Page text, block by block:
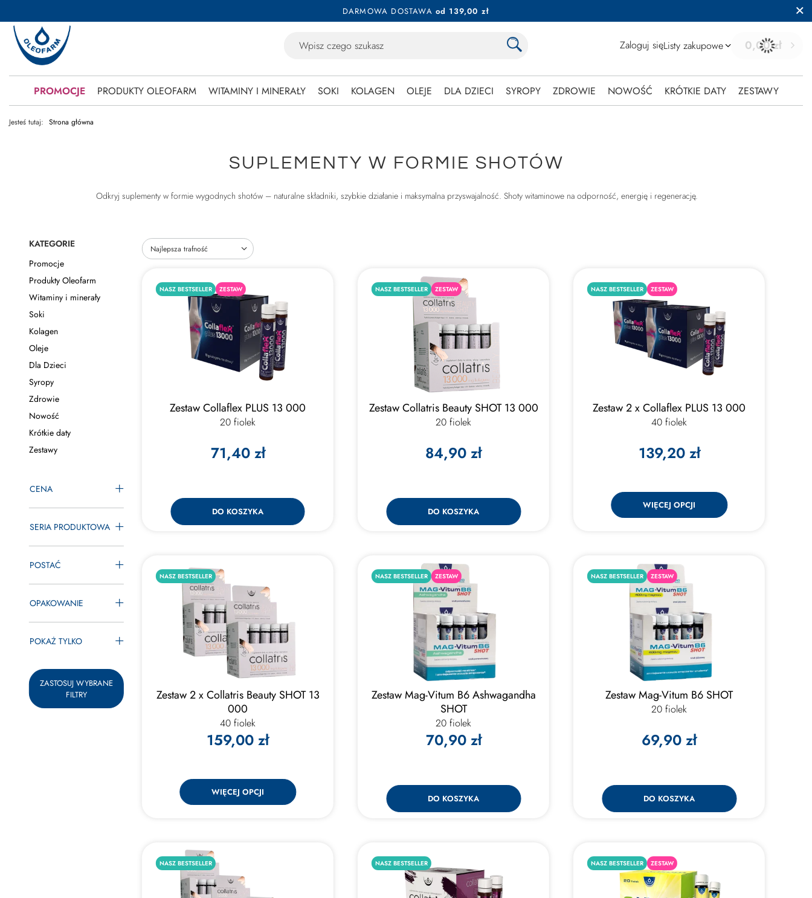
DARMOWA DOSTAWA od 139,00 zł
Zaloguj sięListy zakupowe 0,00 zł
PROMOCJE PRODUKTY OLEOFARM WITAMINY I MINERAŁY SOKI KOLAGEN OLEJE DLA DZIECI SYROPY ZDROWIE NOWOŚĆ KRÓTKIE DATY ZESTAWY
Jesteś tutaj: Strona główna
SUPLEMENTY W FORMIE SHOTÓW
Odkryj suplementy w formie wygodnych shotów – naturalne składniki, szybkie działanie i maksymalna przyswajalność. Shoty witaminowe na odporność, energię i regenerację.
KATEGORIE
Promocje
Produkty Oleofarm
Witaminy i minerały
Soki
Kolagen
Oleje
Dla Dzieci
Syropy
Zdrowie
Nowość
Krótkie daty
Zestawy
CENA
SERIA PRODUKTOWA
POSTAĆ
OPAKOWANIE
POKAŻ TYLKO
ZASTOSUJ WYBRANE
FILTRY
Zmień sortowanie
Najlepsza trafność
NASZ BESTSELLER ZESTAW
Zestaw Collaflex PLUS 13 000
20 fiolek
71,40 zł
DO KOSZYKA
NASZ BESTSELLER ZESTAW
Zestaw Collatris Beauty SHOT 13 000
20 fiolek
84,90 zł
DO KOSZYKA
NASZ BESTSELLER ZESTAW
Zestaw 2 x Collaflex PLUS 13 000
40 fiolek
139,20 zł
WIĘCEJ OPCJI
NASZ BESTSELLER
Zestaw 2 x Collatris Beauty SHOT 13
000
40 fiolek
159,00 zł
WIĘCEJ OPCJI
NASZ BESTSELLER ZESTAW
Zestaw Mag-Vitum B6 Ashwagandha
SHOT
20 fiolek
70,90 zł
DO KOSZYKA
NASZ BESTSELLER ZESTAW
Zestaw Mag-Vitum B6 SHOT
20 fiolek
69,90 zł
DO KOSZYKA
NASZ BESTSELLER NASZ BESTSELLER NASZ BESTSELLER ZESTAW